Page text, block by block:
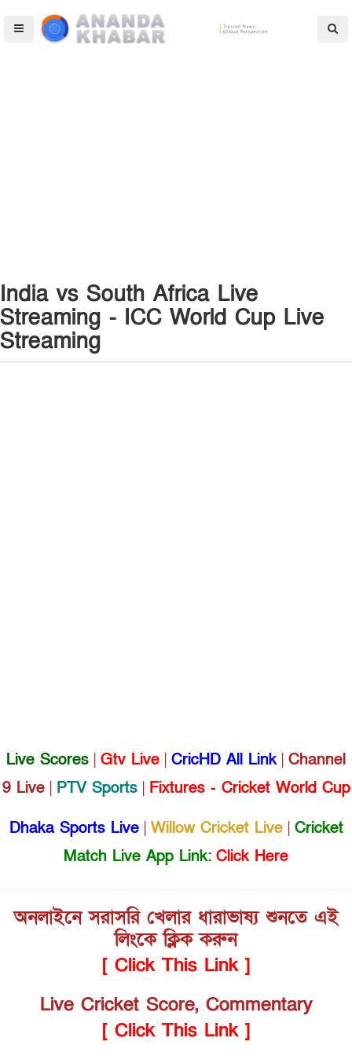
India vs South Africa Live
Streaming - ICC World Cup Live
Streaming
Live Scores | Gtv Live | CricHD All Link| Channel
9 Live| PTV Sports| Fixtures - Cricket World Cup
Dhaka Sports Live| Willow Cricket Live| Cricket
Match Live App Link: Click Here
অনলাইনে সরাসরি খেলার ধারাভাষ্য শুনতে এই
লিংকে ক্লিক করুন
[ Click This Link ]
Live Cricket Score, Commentary
[ Click This Link ]